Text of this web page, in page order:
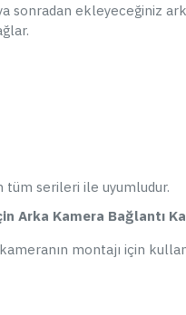
sonradan ekleyeceğiniz
serileri ile uyumludur.
Arka Kamera Bağlantı
montajı için